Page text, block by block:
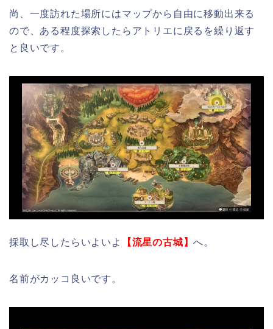
尚、一度訪れた場所にはマップから自由に移動出来る
ので、ある程度探索したらアトリエに戻るを繰り返す
と良いです。
採取し尽したらいよいよ 【流星の古城】へ。
名前がカッコ良いです。